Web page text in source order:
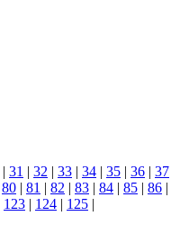
| 31 | 32 | 33 | 34 | 35 | 36 | 37
80 | 81 | 82 | 83 | 84 | 85 | 86 |
123 | 124 | 125 |